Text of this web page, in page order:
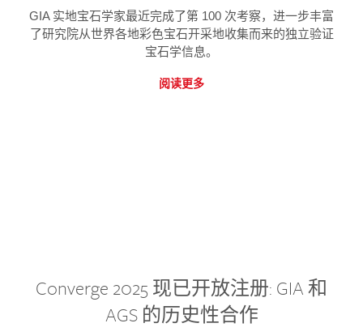
GIA 实地宝石学家最近完成了第 100 次考察，进一步丰富
了研究院从世界各地彩色宝石开采地收集而来的独立验证
宝石学信息。
阅读更多
Converge 2025 现已开放注册: GIA 和
AGS 的历史性合作